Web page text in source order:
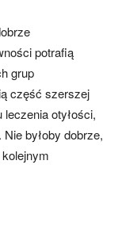
potrafią
grup
część szerszej
otyłości,
byłoby dobrze,